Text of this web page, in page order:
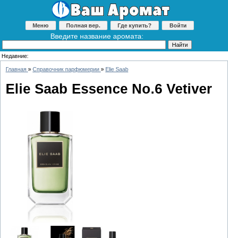
Меню Полная вер. Где купить? Войти
Введите название аромата:
Недавние:
Главная » Справочник парфюмерии » Elie Saab
Elie Saab Essence No.6 Vetiver